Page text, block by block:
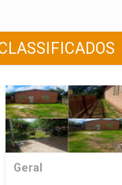
Geral